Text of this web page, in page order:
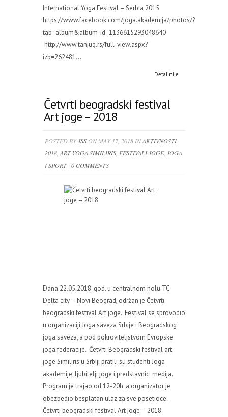
International Yoga Festival – Serbia 2015
https://www.facebook.com/joga.akademija/photos/?
tab=album&album_id=1136615293048640
http://www.tanjug.rs/full-view.aspx?
izb=262481...
Detaljnije
Četvrti beogradski festival
Art joge – 2018
POSTED BYJSS ON MAY 17, 2018 INAKTIVNOSTI
2018 ART YOGA SIMILIRIS FESTIVALI JOGE, JOGA
I SPORT| 0 COMMENTS
Dana 22.05.2018. god. u centralnom holu TC
Delta city – Novi Beograd, održan je Četvrti
beogradski festival Art joge. Festival se sprovodio
u organizaciji Joga saveza Srbije i Beogradskog
joga saveza, a pod pokroviteljstvom Evropske
joga federacije. Četvrti Beogradski festival art
joge Similiris u Srbiji pratili su studenti Joga
akademije, ljubitelji joge i predstavnici medija.
Program je trajao od 12-20h, a organizator je
obezbedio besplatan ulaz za sve posetioce.
Četvrti beogradski festival Art joge – 2018